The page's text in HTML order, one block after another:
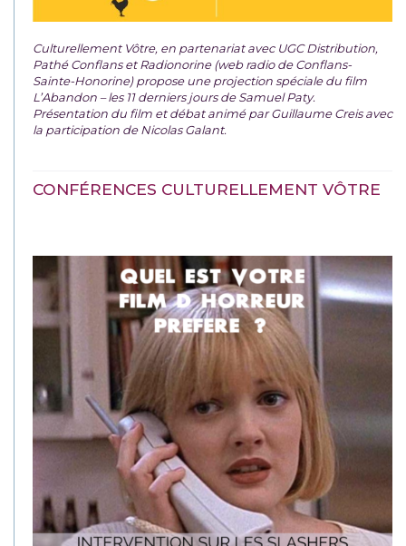
Culturellement Vôtre, en partenariat avec UGC Distribution,
Pathé Conflans et Radionorine (web radio de Conflans-
Sainte-Honorine) propose une projection spéciale du film
L’Abandon – les 11 derniers jours de Samuel Paty.
Présentation du film et débat animé par Guillaume Creis avec
la participation de Nicolas Galant.
CONFÉRENCES CULTURELLEMENT VÔTRE